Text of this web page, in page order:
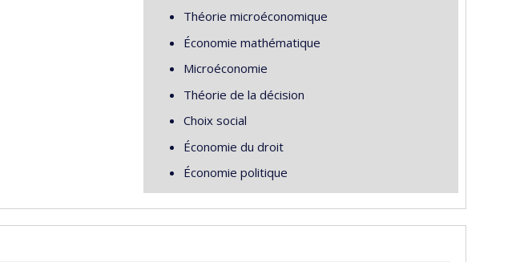
Théorie microéconomique
Économie mathématique
Microéconomie
Théorie de la décision
Choix social
Économie du droit
Économie politique